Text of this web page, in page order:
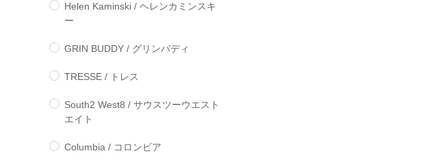
Helen Kaminski / ヘレンカミンスキ
ー
GRIN BUDDY / グリンバディ
TRESSE / トレス
South2 West8 / サウスツーウエスト
エイト
Columbia / コロンビア